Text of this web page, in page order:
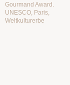
Gourmand Award.
UNESCO, Paris,
Weltkulturerbe